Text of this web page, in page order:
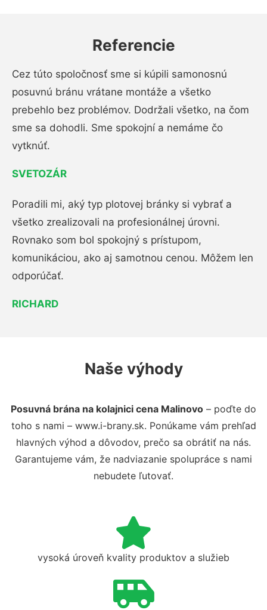
Referencie
Cez túto spoločnosť sme si kúpili samonosnú
posuvnú bránu vrátane montáže a všetko
prebehlo bez problémov. Dodržali všetko, na čom
sme sa dohodli. Sme spokojní a nemáme čo
vytknúť.
SVETOZÁR
Poradili mi, aký typ plotovej bránky si vybrať a
všetko zrealizovali na profesionálnej úrovni.
Rovnako som bol spokojný s prístupom,
komunikáciou, ako aj samotnou cenou. Môžem len
odporúčať.
RICHARD
Naše výhody
Posuvná brána na kolajnici cena Malinovo – poďte do
toho s nami – www.i-brany.sk. Ponúkame vám prehľad
hlavných výhod a dôvodov, prečo sa obrátiť na nás.
Garantujeme vám, že nadviazanie spolupráce s nami
nebudete ľutovať.
vysoká úroveň kvality produktov a služieb